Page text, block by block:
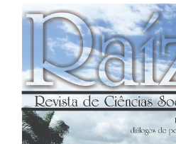
Barra
lateral
de
artigos